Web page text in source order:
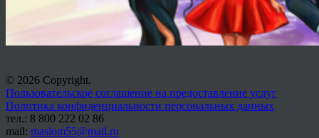
© 2026 Copyright.
Пользовательское соглашение на предоставление услуг
Политика конфиденциальности персональных данных
тел.: 8 800 222 02 86
mail: maslom55@mail.ru